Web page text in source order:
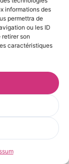
informations des
permettra de
ou les ID
retirer son
caractéristiques